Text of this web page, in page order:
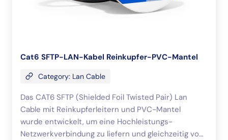
Cat6 SFTP-LAN-Kabel Reinkupfer-PVC-Mantel
Category: Lan Cable
Das CAT6 SFTP (Shielded Foil Twisted Pair) Lan
Cable mit Reinkupferleitern und PVC-Mantel
wurde entwickelt, um eine Hochleistungs-
Netzwerkverbindung zu liefern und gleichzeitig vor